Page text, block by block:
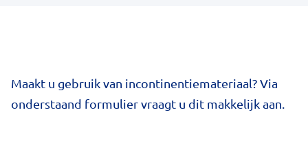
Maakt u gebruik van incontinentiemateriaal? Via
onderstaand formulier vraagt u dit makkelijk aan.